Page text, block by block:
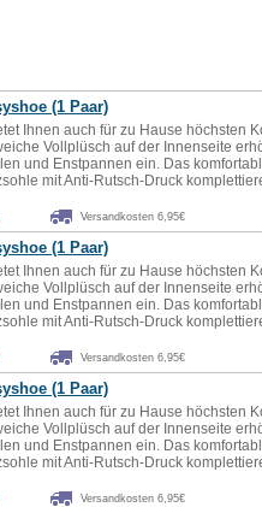
(1 Paar)
Ihnen auch für zu Hause höchsten
Vollplüsch auf der Innenseite
und Enstpannen ein. Das
mit Anti-Rutsch-Druck
Versandkosten 6,95€
(1 Paar)
Ihnen auch für zu Hause höchsten
Vollplüsch auf der Innenseite
und Enstpannen ein. Das
mit Anti-Rutsch-Druck
Versandkosten 6,95€
(1 Paar)
Ihnen auch für zu Hause höchsten
Vollplüsch auf der Innenseite
und Enstpannen ein. Das
mit Anti-Rutsch-Druck
Versandkosten 6,95€